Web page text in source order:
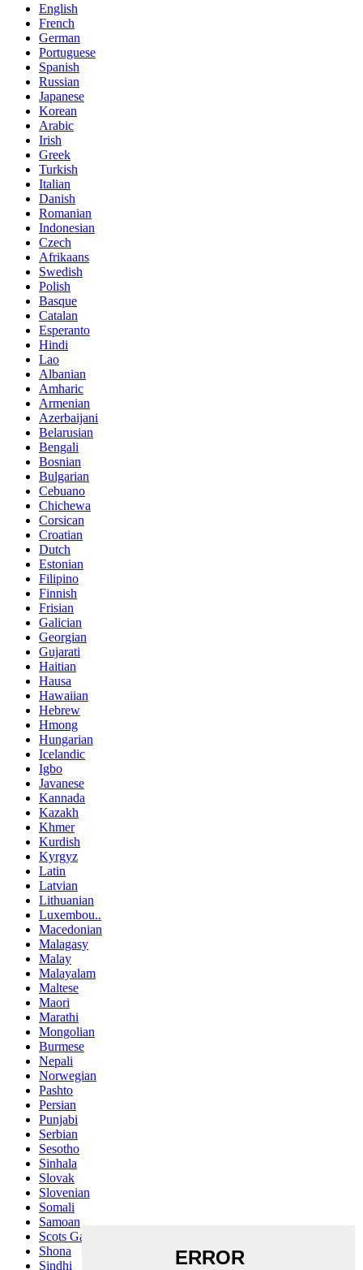
English
French
German
Portuguese
Spanish
Russian
Japanese
Korean
Arabic
Irish
Greek
Turkish
Italian
Danish
Romanian
Indonesian
Czech
Afrikaans
Swedish
Polish
Basque
Catalan
Esperanto
Hindi
Lao
Albanian
Amharic
Armenian
Azerbaijani
Belarusian
Bengali
Bosnian
Bulgarian
Cebuano
Chichewa
Corsican
Croatian
Dutch
Estonian
Filipino
Finnish
Frisian
Galician
Georgian
Gujarati
Haitian
Hausa
Hawaiian
Hebrew
Hmong
Hungarian
Icelandic
Igbo
Javanese
Kannada
Kazakh
Khmer
Kurdish
Kyrgyz
Latin
Latvian
Lithuanian
Luxembou..
Macedonian
Malagasy
Malay
Malayalam
Maltese
Maori
Marathi
Mongolian
Burmese
Nepali
Norwegian
Pashto
Persian
Punjabi
Serbian
Sesotho
Sinhala
Slovak
Slovenian
Somali
Samoan
Scots Gaelic
Shona
Sindhi